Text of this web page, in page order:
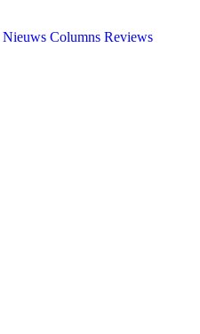
Nieuws Columns Reviews